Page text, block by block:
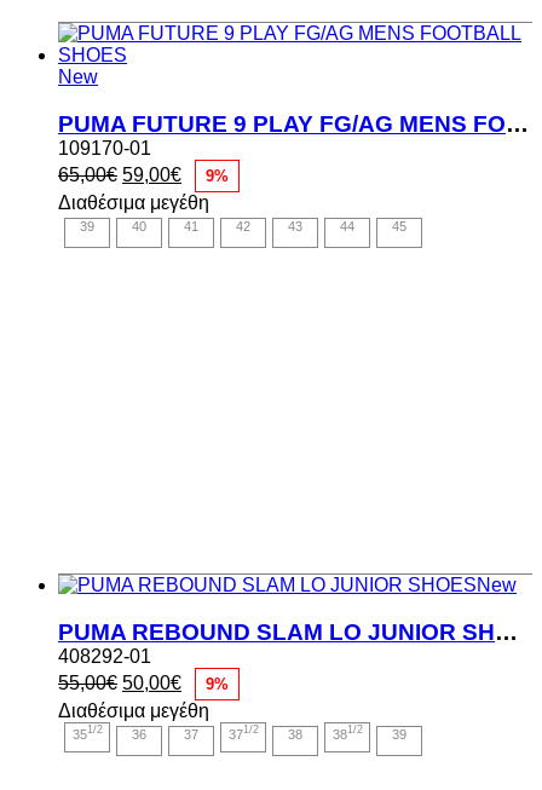
New
PUMA FUTURE 9 PLAY FG/AG MENS FOOTBALL SHOES
109170-01
65,00€ Original
price
was:
65,00€.
59,00€Η
τρέχουσα
τιμή
είναι:
9%
Διαθέσιμα μεγέθη
39 40 41 42 43 44 45
New
PUMA REBOUND SLAM LO JUNIOR SHOES
408292-01
55,00€ Original
price
was:
55,00€.
50,00€Η
τρέχουσα
τιμή
είναι:
9%
Διαθέσιμα μεγέθη
351/2 36 37 371/2 38 381/2 39